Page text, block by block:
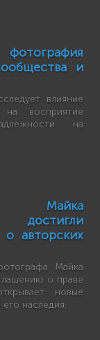
и
влияние
на восприятие
на
Майка
авторских
Майка
о праве
новые
наследия.